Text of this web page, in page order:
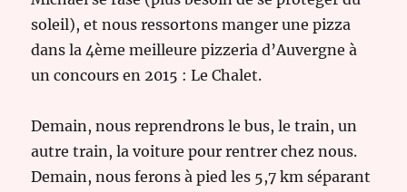
soleil), et nous ressortons manger une pizza
dans la 4ème meilleure pizzeria d’Auvergne à
un concours en 2015 : Le Chalet.
Demain, nous reprendrons le bus, le train, un
autre train, la voiture pour rentrer chez nous.
Demain, nous ferons à pied les 5,7 km séparant